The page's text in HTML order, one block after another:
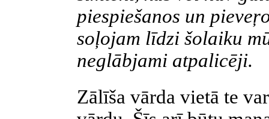
piespiešanos un
soļojam līdzi šolaiku
neglābjami atpalicēji.
Zālīša vārda vietā te